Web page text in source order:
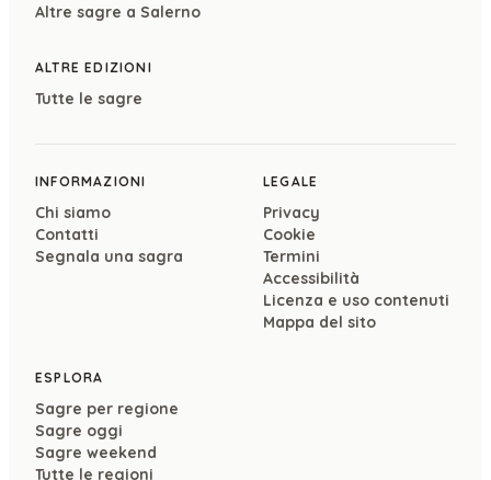
Altre sagre a Salerno
ALTRE EDIZIONI
Tutte le sagre
INFORMAZIONI
Chi siamo
Contatti
Segnala una sagra
LEGALE
Privacy
Cookie
Termini
Accessibilità
Licenza e uso contenuti
Mappa del sito
ESPLORA
Sagre per regione
Sagre oggi
Sagre weekend
Tutte le regioni